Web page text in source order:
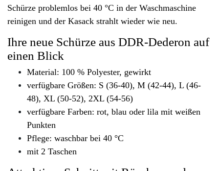
Schürze problemlos bei 40 °C in der Waschmaschine
reinigen und der Kasack strahlt wieder wie neu.
Ihre neue Schürze aus DDR-Dederon auf
einen Blick
Material: 100 % Polyester, gewirkt
verfügbare Größen: S (36-40), M (42-44), L (46-
48), XL (50-52), 2XL (54-56)
verfügbare Farben: rot, blau oder lila mit weißen
Punkten
Pflege: waschbar bei 40 °C
mit 2 Taschen